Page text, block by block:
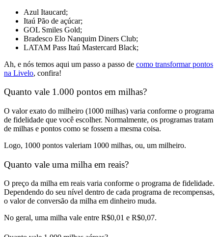
Azul Itaucard;
Itaú Pão de açúcar;
GOL Smiles Gold;
Bradesco Elo Nanquim Diners Club;
LATAM Pass Itaú Mastercard Black;
Ah, e nós temos aqui um passo a passo de como transformar pontos
na Livelo, confira!
Quanto vale 1.000 pontos em milhas?
O valor exato do milheiro (1000 milhas) varia conforme o programa
de fidelidade que você escolher. Normalmente, os programas tratam
de milhas e pontos como se fossem a mesma coisa.
Logo, 1000 pontos valeriam 1000 milhas, ou, um milheiro.
Quanto vale uma milha em reais?
O preço da milha em reais varia conforme o programa de fidelidade.
Dependendo do seu nível dentro de cada programa de recompensas,
o valor de conversão da milha em dinheiro muda.
No geral, uma milha vale entre R$0,01 e R$0,07.